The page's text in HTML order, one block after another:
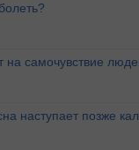
на самочувствие
наступает позже